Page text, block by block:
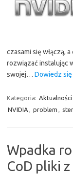
czasami się włączą,
rozwiązać instalując
swojej… Dowiedz
Kategoria: Aktualności
NVIDIA
problem
Wpadka
CoD pliki